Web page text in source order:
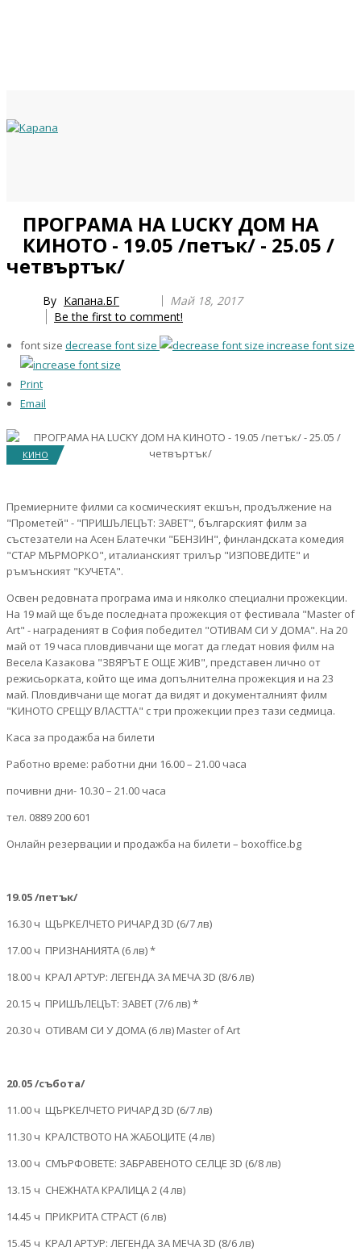
ПРОГРАМА НА LUCKY ДОМ НА
КИНОТО - 19.05 /петък/ - 25.05 /
четвъртък/
By Капана.БГ
Май 18, 2017
Be the first to comment!
font size decrease font size increase font size
Print
Email
КИНО
Премиерните филми са космическият екшън, продължение на
"Прометей" - "ПРИШЪЛЕЦЪТ: ЗАВЕТ", българският филм за
състезатели на Асен Блатечки "БЕНЗИН", финландската комедия
"СТАР МЪРМОРКО", италианският трилър "ИЗПОВЕДИТЕ" и
ръмънският "КУЧЕТА".
Освен редовната програма има и няколко специални прожекции.
На 19 май ще бъде последната прожекция от фестивала "Master of
Art" - награденият в София победител "ОТИВАМ СИ У ДОМА". На 20
май от 19 часа пловдивчани ще могат да гледат новия филм на
Весела Казакова "ЗВЯРЪТ Е ОЩЕ ЖИВ", представен лично от
режисьорката, който ще има допълнителна прожекция и на 23
май. Пловдивчани ще могат да видят и документалният филм
"КИНОТО СРЕЩУ ВЛАСТТА" с три прожекции през тази седмица.
Каса за продажба на билети
Работно време: работни дни 16.00 – 21.00 часа
почивни дни- 10.30 – 21.00 часа
тел. 0889 200 601
Онлайн резервации и продажба на билети – boxoffice.bg
19.05 /петък/
16.30 ч ЩЪРКЕЛЧЕТО РИЧАРД 3D (6/7 лв)
17.00 ч ПРИЗНАНИЯТА (6 лв) *
18.00 ч КРАЛ АРТУР: ЛЕГЕНДА ЗА МЕЧА 3D (8/6 лв)
20.15 ч ПРИШЪЛЕЦЪТ: ЗАВЕТ (7/6 лв) *
20.30 ч ОТИВАМ СИ У ДОМА (6 лв) Master of Art
20.05 /събота/
11.00 ч ЩЪРКЕЛЧЕТО РИЧАРД 3D (6/7 лв)
11.30 ч КРАЛСТВОТО НА ЖАБОЦИТЕ (4 лв)
13.00 ч СМЪРФОВЕТЕ: ЗАБРАВЕНОТО СЕЛЦЕ 3D (6/8 лв)
13.15 ч СНЕЖНАТА КРАЛИЦА 2 (4 лв)
14.45 ч ПРИКРИТА СТРАСТ (6 лв)
15.45 ч КРАЛ АРТУР: ЛЕГЕНДА ЗА МЕЧА 3D (8/6 лв)
Year
Month
Year
Month